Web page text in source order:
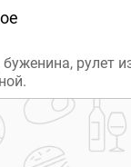
буженина, рулет